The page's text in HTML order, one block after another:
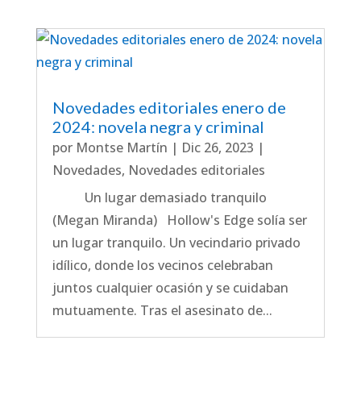
Novedades editoriales enero de
2024: novela negra y criminal
por Montse Martín | Dic 26, 2023 |
Novedades, Novedades editoriales
Un lugar demasiado tranquilo
(Megan Miranda) Hollow's Edge solía ser
un lugar tranquilo. Un vecindario privado
idílico, donde los vecinos celebraban
juntos cualquier ocasión y se cuidaban
mutuamente. Tras el asesinato de...